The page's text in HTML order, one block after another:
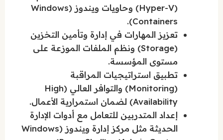
(Hyper-V) وحاويات ويندوز (Windows
Containers).
تعزيز المهارات في إدارة وتأمين التخزين
(Storage) ونظم الملفات الموزعة على
مستوى المؤسسة.
تطبيق استراتيجيات المراقبة
(Monitoring) والتوافر العالي (High
Availability) لضمان استمرارية الأعمال.
إعداد المتدربين للتعامل مع أدوات الإدارة
الحديثة مثل مركز إدارة ويندوز (Windows